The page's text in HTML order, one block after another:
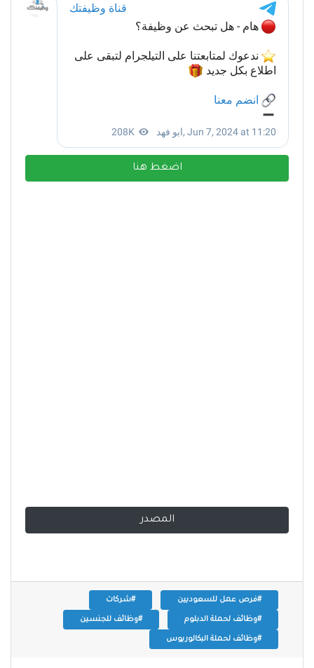
اضغط هنا
المصدر
#فرص عمل للسعوديين #شركات
#وظائف لحملة الدبلوم #وظائف للجنسين
#وظائف لحملة البكالوريوس